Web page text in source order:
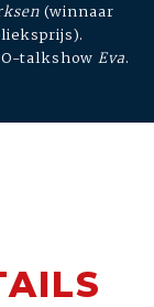
(winnaar
talkshow Eva.